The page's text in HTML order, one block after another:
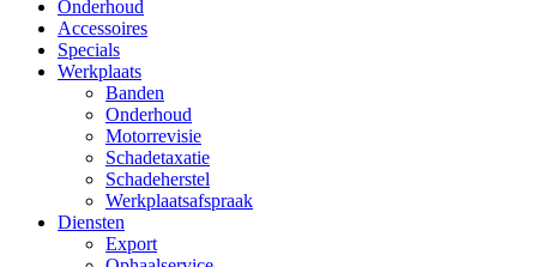
Onderhoud
Accessoires
Specials
Werkplaats
Banden
Onderhoud
Motorrevisie
Schadetaxatie
Schadeherstel
Werkplaatsafspraak
Diensten
Export